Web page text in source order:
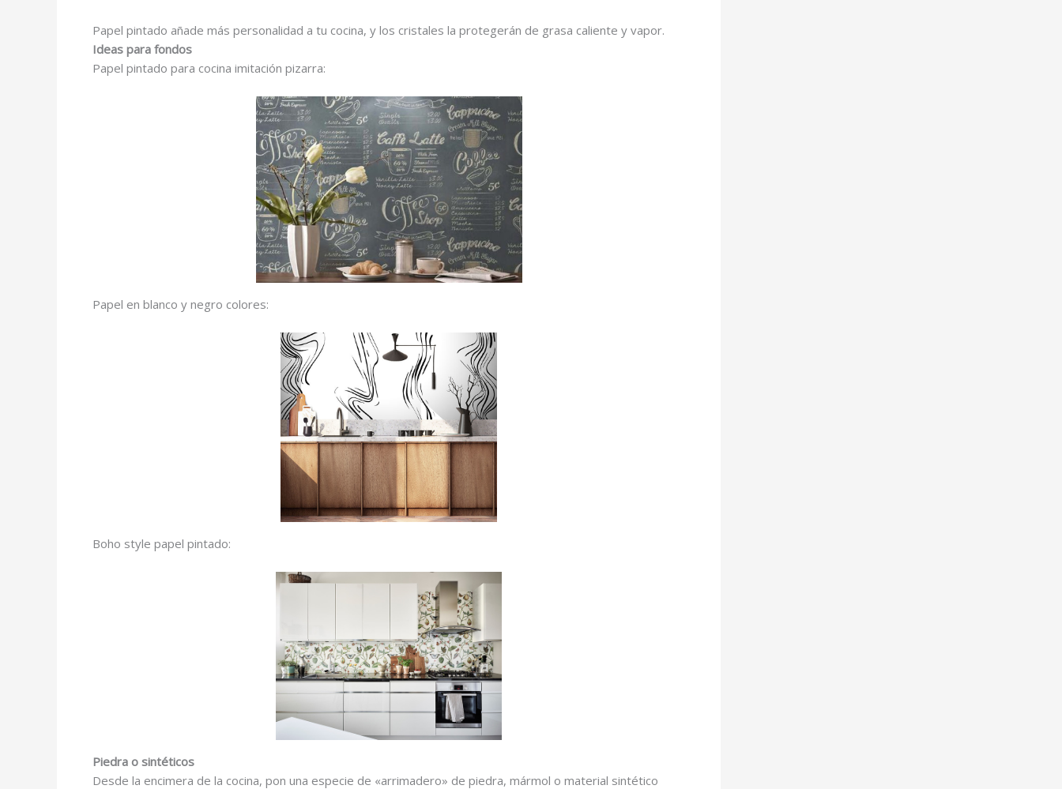
Papel pintado añade más personalidad a tu cocina, y los cristales la protegerán de grasa caliente y vapor.
Ideas para fondos
Papel pintado para cocina imitación pizarra:
Papel en blanco y negro colores:
Boho style papel pintado:
Piedra o sintéticos
Desde la encimera de la cocina, pon una especie de «arrimadero» de piedra, mármol o material sintético